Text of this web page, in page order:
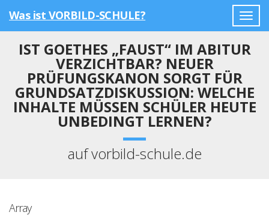
Was ist VORBILD-SCHULE?
IST GOETHES „FAUST“ IM ABITUR
VERZICHTBAR? NEUER
PRÜFUNGSKANON SORGT FÜR
GRUNDSATZDISKUSSION: WELCHE
INHALTE MÜSSEN SCHÜLER HEUTE
UNBEDINGT LERNEN?
auf vorbild-schule.de
Array